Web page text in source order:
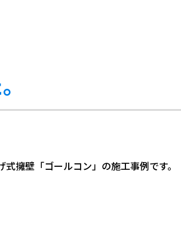
擁壁「ゴールコン」の施工事例です。